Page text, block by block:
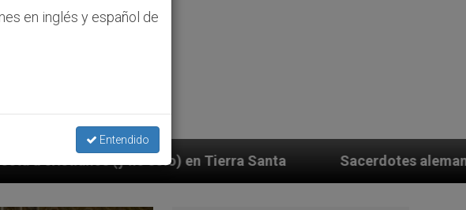
Sacerdotes alemanes fieles al Papa contestan a su propio
en inglés y español de
Entendido